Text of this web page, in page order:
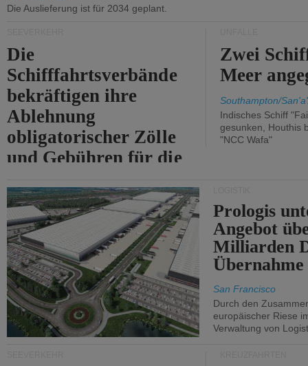
Die Auslieferung ist für 2034 geplant.
Die
Schifffahrtsverbände
bekräftigen ihre
Ablehnung
obligatorischer Zölle
und Gebühren für die
von Hormuz.
Zwei
Meer
Southampton/
Indisches Schiff
gesunken, Houthis
"NCC Wafa"
Prologis
Angebot
Milliarden
Übernahme
San Francisco
Durch den
europäischer Riese
Verwaltung von